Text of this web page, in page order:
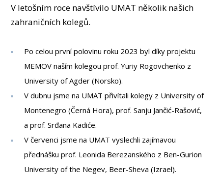
V letošním roce navštívilo UMAT několik našich
zahraničních kolegů.
Po celou první polovinu roku 2023 byl díky projektu
MEMOV naším kolegou prof. Yuriy Rogovchenko z
University of Agder (Norsko).
V dubnu jsme na UMAT přivítali kolegy z University of
Montenegro (Černá Hora), prof. Sanju Jančić-Rašović,
a prof. Srđana Kadiće.
V červenci jsme na UMAT vyslechli zajímavou
přednášku prof. Leonida Berezanského z Ben-Gurion
University of the Negev, Beer-Sheva (Izrael).